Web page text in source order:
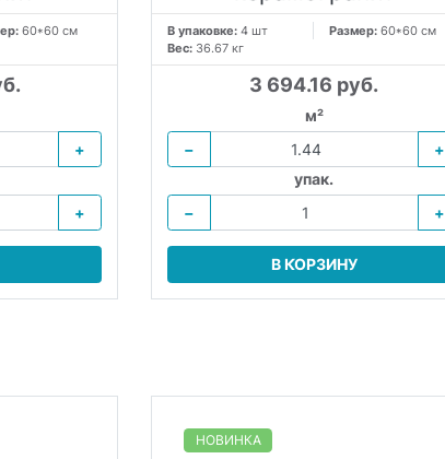
60*60 см
+
+
В упаковке: 4 шт Размер:60*60 см
Вес: 36.67 кг
3 694.16 руб.
м²
−
+
упак.
−
+
В КОРЗИНУ
НОВИНКА